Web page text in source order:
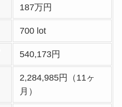
187万円
700 lot
540,173円
2,284,985円（11ヶ
月）